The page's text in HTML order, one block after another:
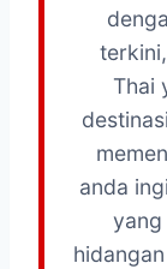
Thai
anda
yang